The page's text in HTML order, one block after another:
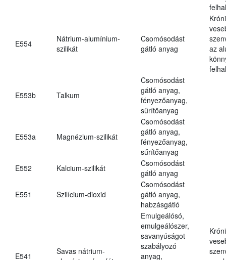
E554
Nátrium-alumínium-
szilikát
Csomósodást
gátló anyag
az
E553b Talkum
Csomósodást
gátló anyag,
fényezőanyag,
sűrítőanyag
E553a Magnézium-szilikát
Csomósodást
gátló anyag,
fényezőanyag,
sűrítőanyag
E552
Kalcium-szilikát
Csomósodást
gátló anyag
E551 Szilícium-dioxid
Csomósodást
gátló anyag,
habzásgátló
E541
Savas nátrium-
Emulgeálósó,
emulgeálószer,
savanyúságot
szabályozó
anyag,